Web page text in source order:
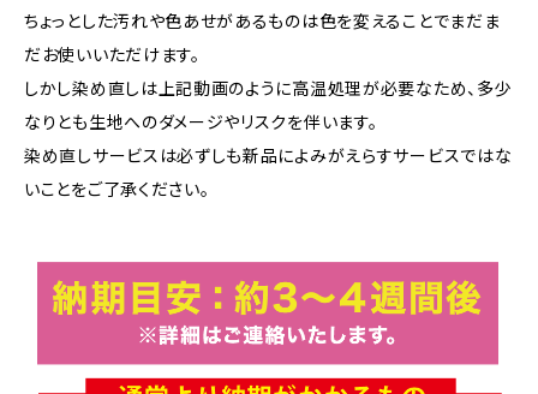
ちょっとした汚れや色あせがあるものは色を変えることでまだま
だお使いいただけます。
しかし染め直しは上記動画のように高温処理が必要なため、多少
なりとも生地へのダメージやリスクを伴います。
染め直しサービスは必ずしも新品によみがえらすサービスではな
いことをご了承ください。